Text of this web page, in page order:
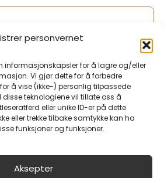
personvernet
informasjonskapsler for å lagre og/eller
Vi gjør dette for å forbedre
å vise (ikke-) personlig tilpassede
teknologiene vil tillate oss å
eller unike ID-er på dette
eller trekke tilbake samtykke kan ha
funksjoner og funksjoner.
Aksepter